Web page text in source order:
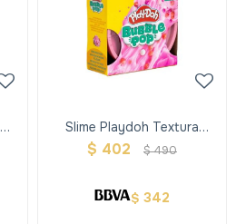
Slime Playdoh Textura
Bubble Pop Rosado
$ 402 $490
$ 342